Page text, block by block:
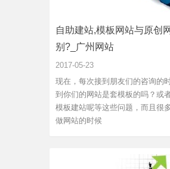
自助建站,模板网站与原创
别?_广州网站
2017-05-23
现在，每次接到朋友们的咨询的
到你们的网站是套模板的吗？或
模板建站呢等这些问题，而且很
做网站的时候